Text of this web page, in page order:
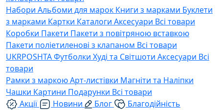
Набори Альбоми для марок Книги з марками Буклети
з марками Картки Каталоги Аксесуари Всі товари
Коробки Пакети Пакети з повітряною вставкою
Пакети поліетиленові з клапаном Всі товари
UKRPOSHTAФутболки Худі та Світшоти Аксесуари Всі
товари
Рамки з маркоюАрт-листівки Магніти та Наліпки
Чашки Картини Подарунки Всі товари
Акції
Новини Блог
Благодійність